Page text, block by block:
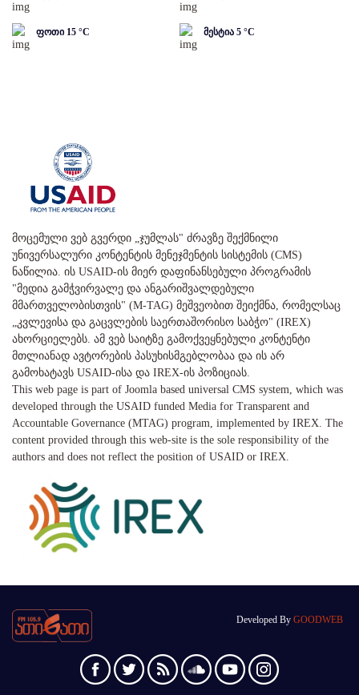
ფოთი 15 °C მესტია 5 °C
მოცემული ვებ გვერდი „ჯუმლას" ძრავზე შექმნილი
უნივერსალური კონტენტის მენეჯმენტის სისტემის (CMS)
ნაწილია. ის USAID-ის მიერ დაფინანსებული პროგრამის
"მედია გამჭვირვალე და ანგარიშვალდებული
მმართველობისთვის" (M-TAG) მეშვეობით შეიქმნა, რომელსაც
„კვლევისა და გაცვლების საერთაშორისო საბჭო" (IREX)
ახორციელებს. ამ ვებ საიტზე გამოქვეყნებული კონტენტი
მთლიანად ავტორების პასუხისმგებლობაა და ის არ
გამოხატავს USAID-ისა და IREX-ის პოზიციას.
This web page is part of Joomla based universal CMS system, which was
developed through the USAID funded Media for Transparent and
Accountable Governance (MTAG) program, implemented by IREX. The
content provided through this web-site is the sole responsibility of the
authors and does not reflect the position of USAID or IREX.
Developed By GOODWEB